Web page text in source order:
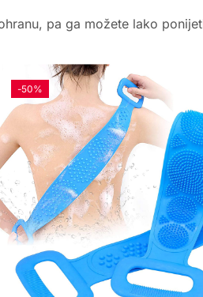
pa ga možete lako
-50%